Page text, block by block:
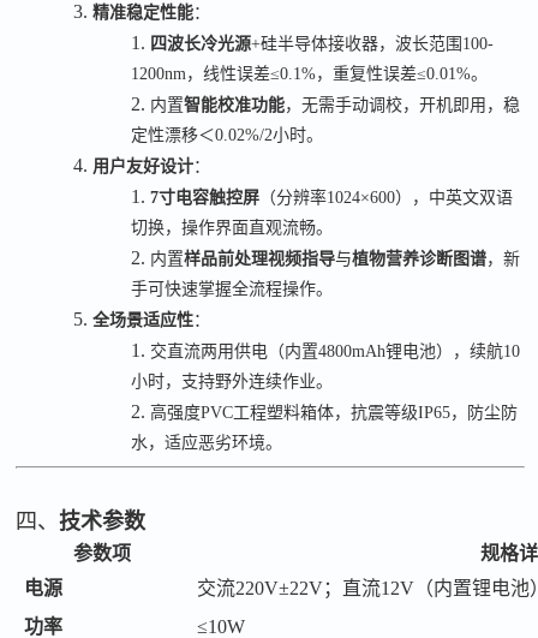
3.精准稳定性能：
1. 四波长冷光源+硅半导体接收器，波长范围 100-
1200nm，线性误差≤0.1%，重复性误差≤0.01%。
2. 内置智能校准功能，无需手动调校，开机即用，稳
定性漂移＜0.02%/2小时。
4. 用户友好设计：
1.7寸电容触控屏 （分辨率1024×600），中英文双语
切换，操作界面直观流畅。
2. 内置样品前处理视频指导与植物营养诊断图谱，新
手可快速掌握全流程操作。
5.全场景适应性：
1. 交直流两用供电（内置4800mAh锂电池），续航10
小时，支持野外连续作业。
2.高强度PVC工程塑料箱体，抗震等级IP65，防尘防
水，适应恶劣环境。
四、技术参数
参数项
规格
电源
交流220V±22V；直流12V（内置锂电池
功率
≤10W